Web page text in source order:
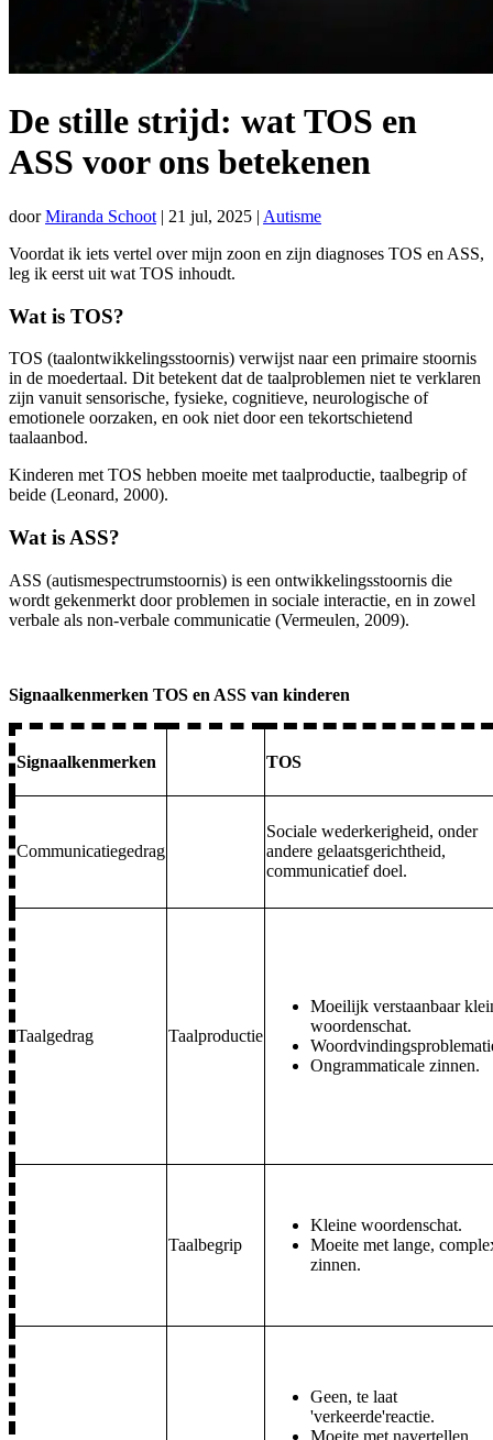
De stille strijd: wat TOS en
ASS voor ons betekenen
doorMiranda Schoot | 21 jul, 2025 | Autisme
Voordat ik iets vertel over mijn zoon en zijn diagnoses TOS en ASS,
leg ik eerst uit wat TOS inhoudt.
Wat is TOS?
TOS (taalontwikkelingsstoornis) verwijst naar een primaire stoornis
in de moedertaal. Dit betekent dat de taalproblemen niet te verklaren
zijn vanuit sensorische, fysieke, cognitieve, neurologische of
emotionele oorzaken, en ook niet door een tekortschietend
taalaanbod.
Kinderen met TOS hebben moeite met taalproductie, taalbegrip of
beide (Leonard, 2000).
Wat is ASS?
ASS (autismespectrumstoornis) is een ontwikkelingsstoornis die
wordt gekenmerkt door problemen in sociale interactie, en in zowel
verbale als non-verbale communicatie (Vermeulen, 2009).
Signaalkenmerken TOS en ASS van kinderen
Signaalkenmerken TOS
Communicatiegedrag
Sociale wederkerigheid, onder
andere gelaatsgerichtheid,
communicatief doel.
Taalgedrag Taalproductie
Moeilijk verstaanbaar
woordenschat.
Ongrammaticale zinnen.
Taalbegrip
Kleine woordenschat.
Moeite met lange,
zinnen.
Geen, te laat
'verkeerde'reactie.
Moeite met navertellen